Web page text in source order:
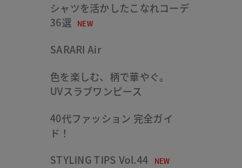
シャツを活かしたこなれコーデ
36選
NEW
SARARI Air
色を楽しむ、柄で華やぐ。
UVスラブワンピース
40代ファッション 完全ガイ
ド！
STYLING TIPS Vol.44
NEW